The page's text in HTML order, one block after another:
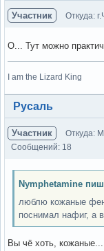
Участник Откуда:
О... Тут можно
I am the Lizard King I
Вне форума
Русаль
Участник Откуда:
Сообщений: 18
Nymphetamine
люблю кожаные
поснимал нафиг, а
Вы чё хоть,